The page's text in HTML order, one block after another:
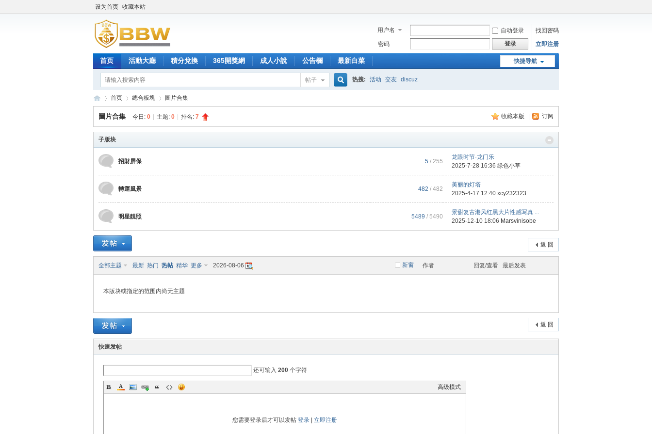
设为首页 收藏本站
用户名 自动登录
找回密码
密码
登录 立即注册
快捷导航
首页 活動大廳 積分兌換 365開獎網 成人小說 公告欄 最新白菜
帖子 热搜: 活动 交友 discuz
保
博
网
»
首页 總合板塊 圖片合集
收藏本版 订阅
圖片合集 今日: 0 主题: 0 排名: 7
子版块
招財屏保 5 / 255
龙眼时节·龙门乐
2025-7-28 16:36 绿色小草
轉運風景 482 / 482
美丽的灯塔
2025-4-17 12:40 xcy232323
明星靚照 5489 / 5490
景甜复古港风红黑大片性感写真 ...
2025-12-10 18:06 Marsvinisobe
返 回
新窗
全部主题 最新 热门 热帖 精华 更多 2026-08-06 作者 回复/查看 最后发表
本版块或指定的范围内尚无主题
返 回
快速发帖
还可输入 200 个字符
高级模式
您需要登录后才可以发帖 登录 立即注册